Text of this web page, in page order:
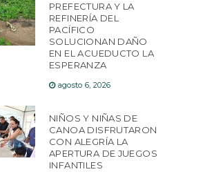
PREFECTURA Y LA
REFINERÍA DEL
PACÍFICO
SOLUCIONAN DAÑO
EN EL ACUEDUCTO LA
ESPERANZA
agosto 6, 2026
NIÑOS Y NIÑAS DE
CANOA DISFRUTARON
CON ALEGRÍA LA
APERTURA DE JUEGOS
INFANTILES